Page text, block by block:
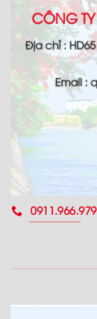
CÔNG
Địa chỉ :
Email :
0911.966.979